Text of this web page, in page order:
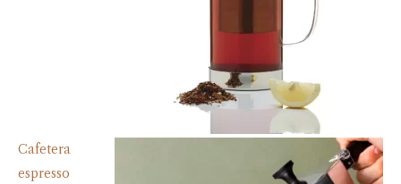
Cafetera
espresso